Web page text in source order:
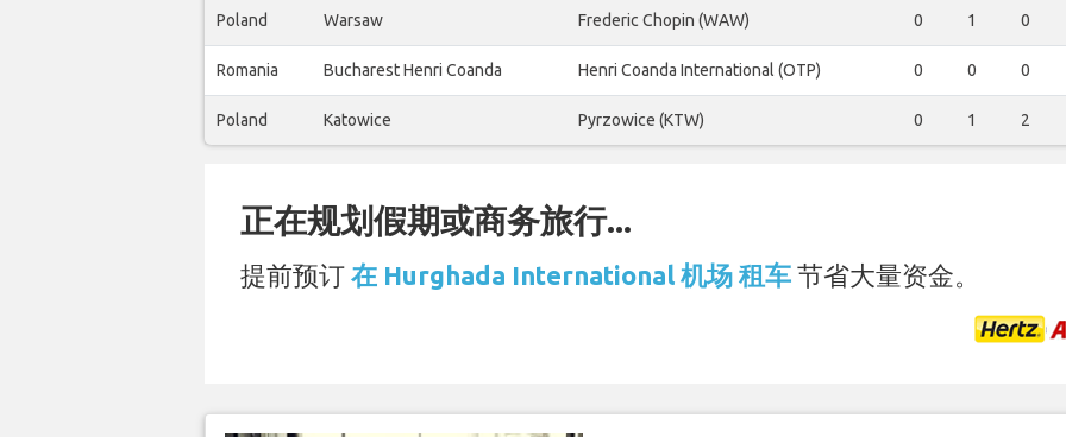
Poland Warsaw Frederic Chopin (WAW) 0 1 0
Romania Bucharest Henri Coanda Henri Coanda International (OTP) 0 0 0
Poland Katowice Pyrzowice (KTW) 0 1 2
正在规划假期或商务旅行...
提前预订 在 Hurghada International 机场 租车 节省大量资金。